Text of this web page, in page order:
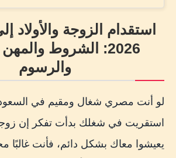
المهن المهنية والتخصصية
المهن العمالية أو غير التخصصية
إزاي تعرف بشكل عملي إن مهنتك
هل يوجد راتب محدد للاستقدام العائلي؟
الأوراق المطلوبة من المقيم في السعودية
الأوراق المطلوبة من الزوجة والأولاد في
استقدام الزوجة والأولاد
2026: الشروط
والرسوم
لو أنت مصري شغال ومقيم في
استقريت في شغلك بدأت تفكر إن
يعيشوا معاك بشكل دائم، فأنت غالبًا